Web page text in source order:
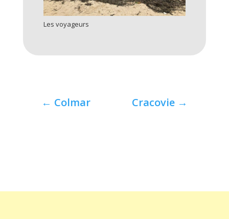
Les voyageurs
← Colmar Cracovie →